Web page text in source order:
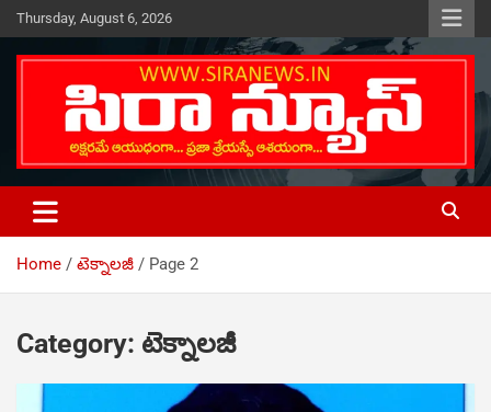
Skip
to
content
Thursday, August 6, 2026
SIRA NEWS
Home టెక్నాలజీ Page 2
Category: టెక్నాలజీ